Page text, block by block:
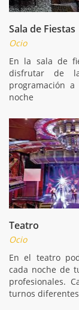
Sala de Fiestas
Ocio
En la sala de
disfrutar de
programación
noche
Teatro
Ocio
En el teatro
cada noche de
profesionales.
turnos